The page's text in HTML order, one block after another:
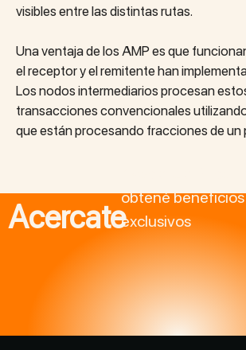
visibles entre las distintas rutas.
Una ventaja de los AMP es que
el receptor y el remitente han
Los nodos intermediarios procesan
transacciones convencionales
que están procesando fracciones de un
Acercate
obtené beneficios
exclusivos